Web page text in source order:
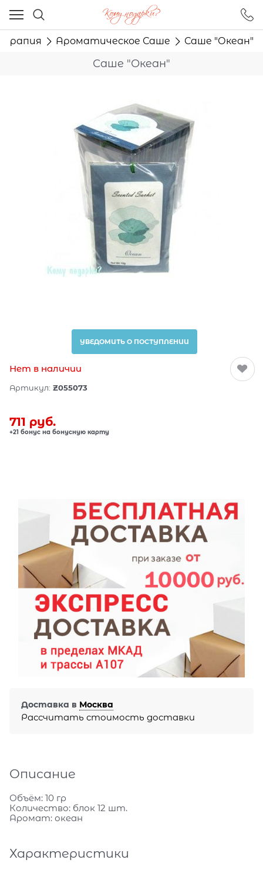
Ароматическое Саше Саше "Океан"
Саше "Океан"
УВЕДОМИТЬ О ПОСТУПЛЕНИИ
Нет в наличии
Артикул: Z055073
711 руб.
+21 бонус на бонусную карту
Доставка в Москва
Рассчитать стоимость доставки
Описание
Объём: 10 гр
Количество: блок 12 шт.
Аромат: океан
Характеристики
Ваш город - Москва,
угадали?
ДА НЕТ